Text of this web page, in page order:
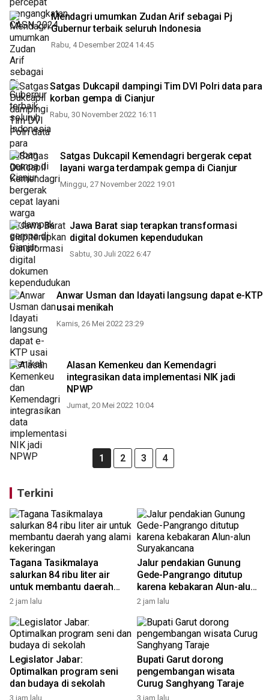
Mendagri umumkan Zudan Arif sebagai Pj
Gubernur terbaik seluruh Indonesia
Rabu, 4 Desember 2024 14:45
Satgas Dukcapil dampingi Tim DVI Polri data para
korban gempa di Cianjur
Rabu, 30 November 2022 16:11
Satgas Dukcapil Kemendagri bergerak cepat
layani warga terdampak gempa di Cianjur
Minggu, 27 November 2022 19:01
Jawa Barat siap terapkan transformasi
digital dokumen kependudukan
Sabtu, 30 Juli 2022 6:47
Anwar Usman dan Idayati langsung dapat e-KTP
usai menikah
Kamis, 26 Mei 2022 23:29
Alasan Kemenkeu dan Kemendagri
integrasikan data implementasi NIK jadi
NPWP
Jumat, 20 Mei 2022 10:04
1 2 3 4
Terkini
Tagana Tasikmalaya
salurkan 84 ribu liter air
untuk membantu daerah
yang alami kekeringan
2 jam lalu
Jalur pendakian Gunung
Gede-Pangrango ditutup
karena kebakaran Alun-alun
Suryakancana
2 jam lalu
Legislator Jabar:
Optimalkan program seni
dan budaya di sekolah
3 jam lalu
Bupati Garut dorong
pengembangan wisata
Curug Sanghyang Taraje
3 jam lalu